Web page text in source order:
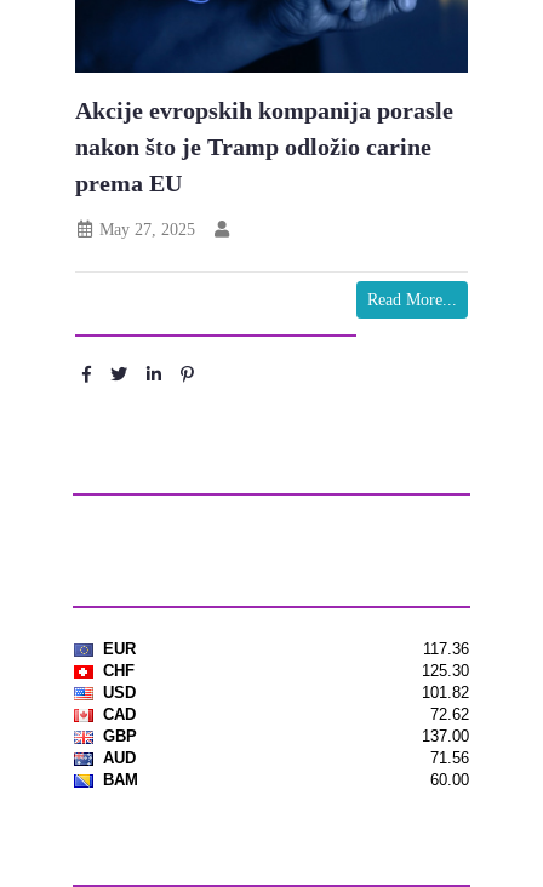
Akcije evropskih kompanija porasle
nakon što je Tramp odložio carine
prema EU
May 27, 2025
Read More...